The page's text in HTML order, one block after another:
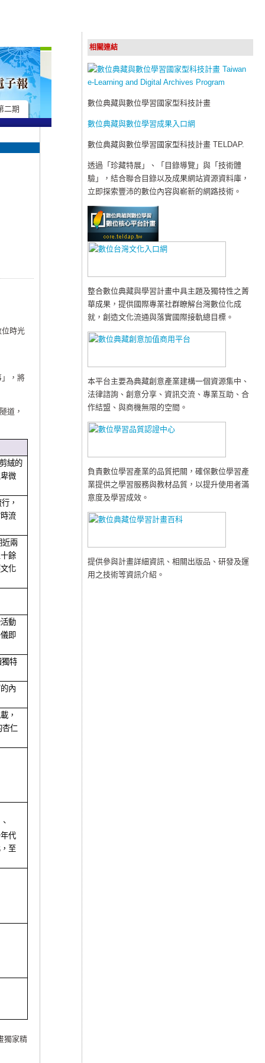
相關連結
數位典藏與數位學習國家型科技計畫
數位典藏與數位學習成果入口網
數位典藏與數位學習國家型科技計畫 TELDAP.
透過「珍藏特展」、「目錄導覽」與「技術體
驗」，結合聯合目錄以及成果網站資源資料庫，
立即探索豐沛的數位內容與嶄新的網路技術。
整合數位典藏與學習計畫中具主題及獨特性之菁
華成果，提供國際專業社群瞭解台灣數位化成
就，創造文化流通與落實國際接軌總目標。
本平台主要為典藏創意產業建構一個資源集中、
法律諮詢、創意分享、資訊交流、專業互助、合
作結盟、與商機無限的空間。
負責數位學習產業的品質把關，確保數位學習產
業提供之學習服務與教材品質，以提升使用者滿
意度及學習成效。
提供參與計畫詳細資訊、相關出版品、研發及運
用之技術等資訊介紹。
二期
時光
，將
道，
絨的
微
，
流
近兩
餘
化
動
即
特
內
，
仁
代
至
獨家精